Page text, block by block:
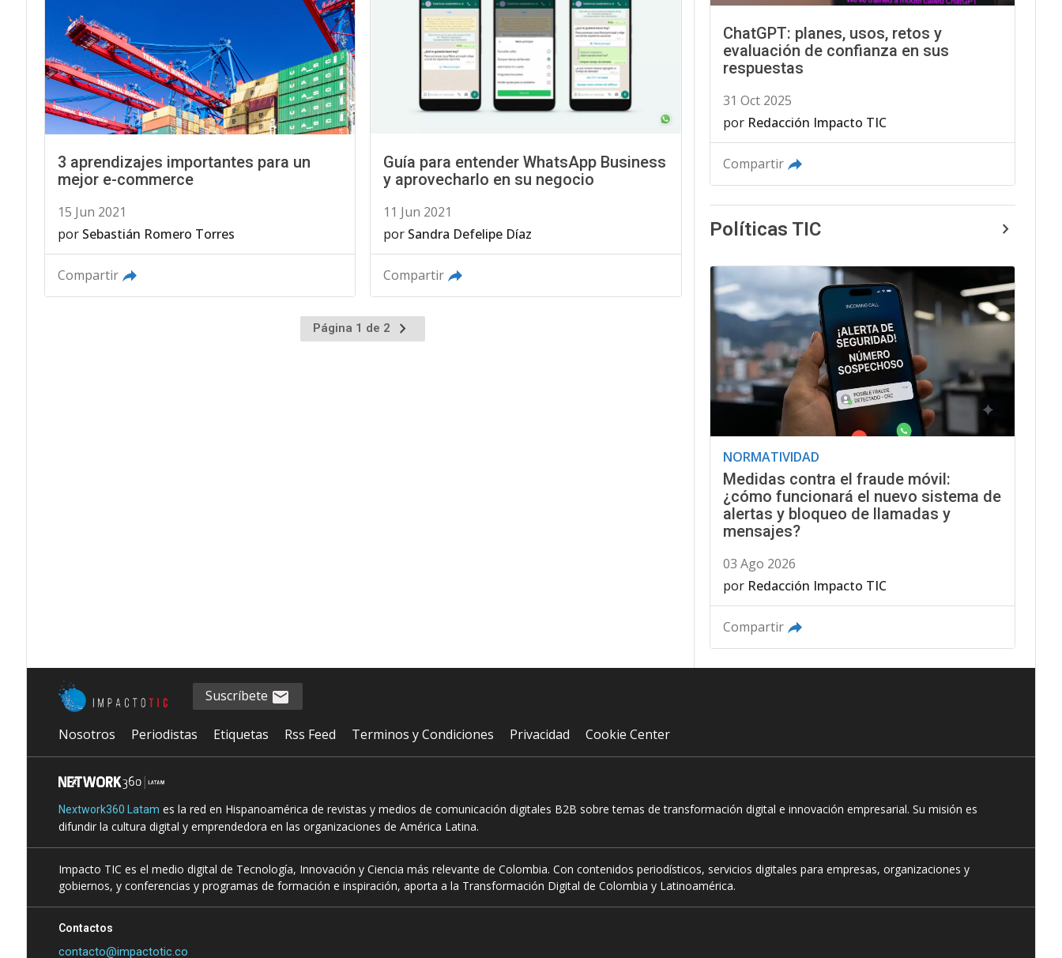
3 aprendizajes importantes para un
mejor e-commerce
15 Jun 2021
por Sebastián Romero Torres
Compartir
Guía para entender WhatsApp Business
y aprovecharlo en su negocio
11 Jun 2021
por Sandra Defelipe Díaz
Compartir
Página 1 de 2
ChatGPT: planes, usos, retos y
evaluación de confianza en sus
respuestas
31 Oct 2025
por Redacción Impacto TIC
Compartir
Políticas TIC
NORMATIVIDAD
Medidas contra el fraude móvil:
¿cómo funcionará el nuevo sistema de
alertas y bloqueo de llamadas y
mensajes?
03 Ago 2026
por Redacción Impacto TIC
Compartir
Suscríbete
Nosotros Periodistas Etiquetas Rss Feed Terminos y Condiciones Privacidad Cookie Center
Nextwork360 Latam es la red en Hispanoamérica de revistas y medios de comunicación digitales B2B sobre temas de transformación digital e innovación empresarial. Su misión es
difundir la cultura digital y emprendedora en las organizaciones de América Latina.
Impacto TIC es el medio digital de Tecnología, Innovación y Ciencia más relevante de Colombia. Con contenidos periodísticos, servicios digitales para empresas, organizaciones y
gobiernos, y conferencias y programas de formación e inspiración, aporta a la Transformación Digital de Colombia y Latinoamérica.
Contactos
contacto@impactotic.co